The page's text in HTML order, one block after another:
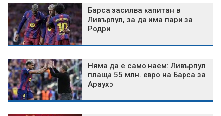
Барса засилва капитан в
Ливърпул, за да има пари за
Родри
Няма да е само наем: Ливърпул
плаща 55 млн. евро на Барса за
Араухо